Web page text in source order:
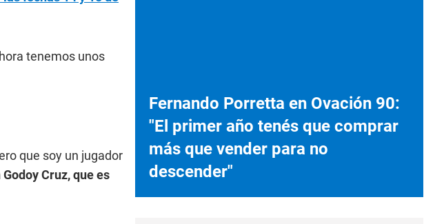
tenemos unos
que soy un jugador
Cruz, que es
Fernando Porretta en Ovación 90:
"El primer año tenés que comprar
más que vender para no
descender"